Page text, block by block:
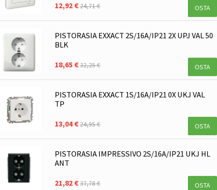
12,92 €24,71 € OSTA
PISTORASIA EXXACT 2S/16A/IP21 2X UPJ VAL 50
BLK
18,65 €32,25 € OSTA
PISTORASIA EXXACT 1S/16A/IP21 0X UKJ VAL
TP
13,04 €24,95 € OSTA
PISTORASIA IMPRESSIVO 2S/16A/IP21 UKJ HL
ANT
21,82 €37,78 € OSTA